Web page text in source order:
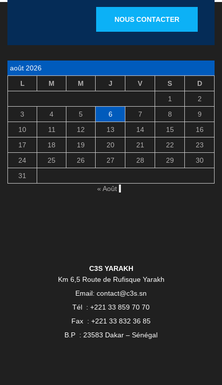
NOUS CONTACTER
août 2026
L
M M J V S
D
1
2
3
4 5 6 7 8
9
10
11 12 13 14 15
16
17
18 19 20 21 22
23
24
25 26 27 28 29
30
31
« Août
C3S YARAKH
Km 6,5 Route de Rufisque Yarakh
Email: contact@c3s.sn
Tél : +221 33 859 70 70
Fax : +221 33 832 36 85
B.P : 23583 Dakar – Sénégal